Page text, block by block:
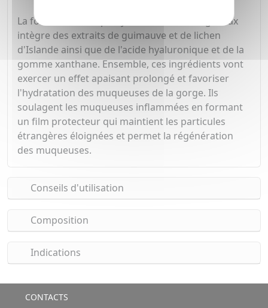
La formule du sirop Phytosun Toux & Gorge Max
intègre des extraits de guimauve et de lichen
d'Islande ainsi que de l'acide hyaluronique et de la
gomme xanthane. Ensemble, ces ingrédients vont
exercer un effet apaisant prolongé et favoriser
l'hydratation des muqueuses de la gorge. Ils
soulagent les muqueuses inflammées en formant
un film protecteur qui maintient les particules
étrangères éloignées et permet la régénération
des muqueuses.
Conseils d'utilisation
Composition
Indications
CONTACTS